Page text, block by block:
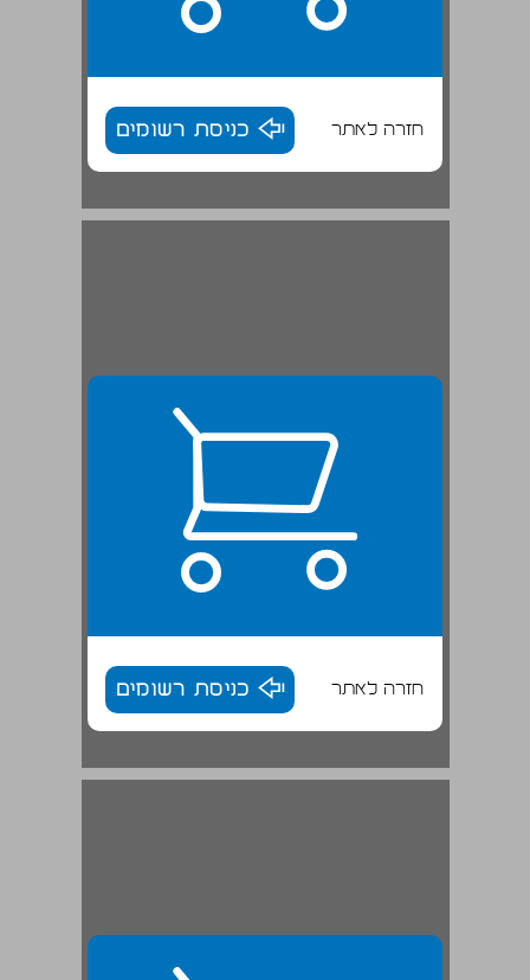
חזרה לאתר כניסת רשומים
חזרה לאתר כניסת רשומים